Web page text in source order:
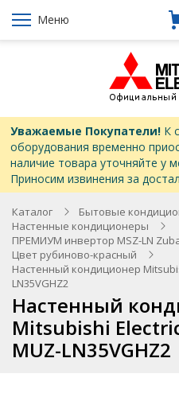
Меню
Уважаемые Покупатели!К
оборудования временно
наличие товара уточняйте у
Приносим извинения за
Каталог
Бытовые
Настенные кондиционеры
ПРЕМИУМ инвертор MSZ-LN
Цвет рубиново-красный
Настенный кондиционер
LN35VGHZ2
Настенный
Mitsubishi
MUZ-LN35VGHZ2